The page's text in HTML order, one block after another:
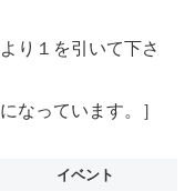
り１を引いて下さ
なっています。］
イベント